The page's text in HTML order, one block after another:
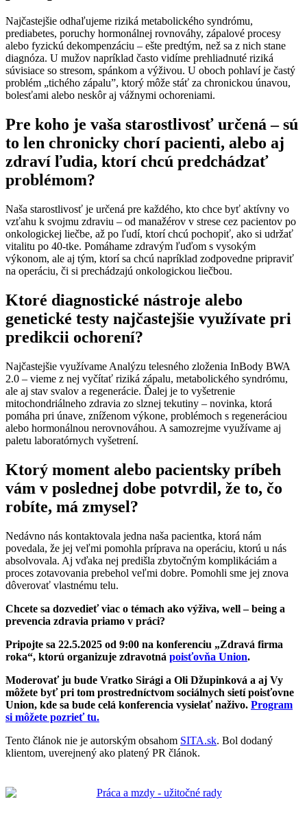
Najčastejšie odhaľujeme riziká metabolického syndrómu,
prediabetes, poruchy hormonálnej rovnováhy, zápalové procesy
alebo fyzickú dekompenzáciu – ešte predtým, než sa z nich stane
diagnóza. U mužov napríklad často vidíme prehliadnuté riziká
súvisiace so stresom, spánkom a výživou. U oboch pohlaví je častý
problém „tichého zápalu”, ktorý môže stáť za chronickou únavou,
bolesťami alebo neskôr aj vážnymi ochoreniami.
Pre koho je vaša starostlivosť určená – sú
to len chronicky chorí pacienti, alebo aj
zdraví ľudia, ktorí chcú predchádzať
problémom?
Naša starostlivosť je určená pre každého, kto chce byť aktívny vo
vzťahu k svojmu zdraviu – od manažérov v strese cez pacientov po
onkologickej liečbe, až po ľudí, ktorí chcú pochopiť, ako si udržať
vitalitu po 40-tke. Pomáhame zdravým ľuďom s vysokým
výkonom, ale aj tým, ktorí sa chcú napríklad zodpovedne pripraviť
na operáciu, či si prechádzajú onkologickou liečbou.
Ktoré diagnostické nástroje alebo
genetické testy najčastejšie využívate pri
predikcii ochorení?
Najčastejšie využívame Analýzu telesného zloženia InBody BWA
2.0 – vieme z nej vyčítať riziká zápalu, metabolického syndrómu,
ale aj stav svalov a regenerácie. Ďalej je to vyšetrenie
mitochondriálneho zdravia zo slznej tekutiny – novinka, ktorá
pomáha pri únave, zníženom výkone, problémoch s regeneráciou
alebo hormonálnou nerovnováhou. A samozrejme využívame aj
paletu laboratórnych vyšetrení.
Ktorý moment alebo pacientsky príbeh
vám v poslednej dobe potvrdil, že to, čo
robíte, má zmysel?
Nedávno nás kontaktovala jedna naša pacientka, ktorá nám
povedala, že jej veľmi pomohla príprava na operáciu, ktorú u nás
absolvovala. Aj vďaka nej predišla zbytočným komplikáciám a
proces zotavovania prebehol veľmi dobre. Pomohli sme jej znova
dôverovať vlastnému telu.
Chcete sa dozvedieť viac o témach ako výživa, well – being a
prevencia zdravia priamo v práci?
Pripojte sa 22.5.2025 od 9:00 na konferenciu „Zdravá firma
roka“, ktorú organizuje zdravotná poisťovňa Union.
Moderovať ju bude Vratko Sirági a Oli Džupinková a aj Vy
môžete byť pri tom prostredníctvom sociálnych sietí poisťovne
Union, kde sa bude celá konferencia vysielať naživo. Program
si môžete pozrieť tu.
Tento článok nie je autorským obsahom SITA.sk. Bol dodaný
klientom, uverejnený ako platený PR článok.